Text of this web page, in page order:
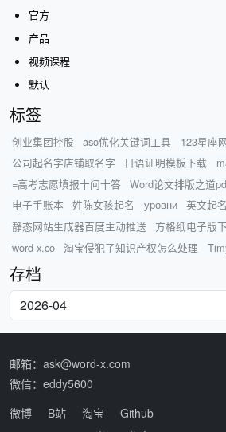
官方
产品
视频课程
默认
标签
创业集团控股 aso优化关键词工具
123星座
公司起名字店铺取名字
日语证明模板下载
=高考志愿填报十问十答
Word论文排版之道
电子手账本
姓陈女孩起名 уровни
英文起
静态网站生成器百度主动推送
方格纸电子版
word-x.co
淘宝侵犯了知识产权怎么处理
存档
邮箱：ask@word-x.com
微信：eddy5600
微博
B站 淘宝
Github